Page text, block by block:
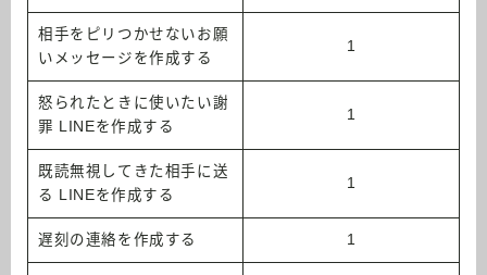
相手をピリつかせないお願
いメッセージを作成する
1
怒られたときに使いたい謝
罪 LINEを作成する
1
既読無視してきた相手に送
る LINEを作成する
1
遅刻の連絡を作成する 1